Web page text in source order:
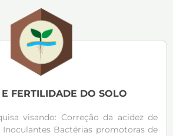
FERTILIDADE DO SOLO
visando: Correção da acidez de
Inoculantes Bactérias promotoras de